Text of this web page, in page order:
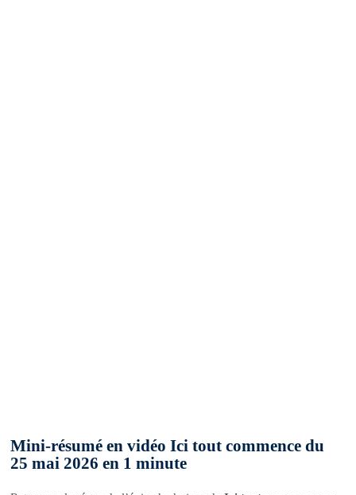
Mini-résumé en vidéo Ici tout commence du
25 mai 2026 en 1 minute